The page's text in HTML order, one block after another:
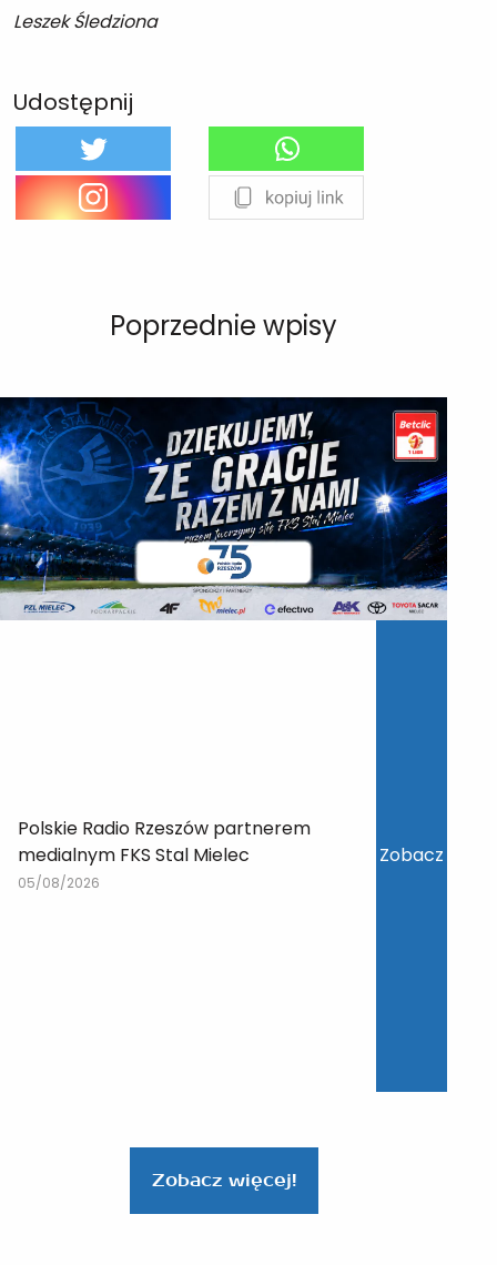
Leszek Śledziona
Udostępnij
Poprzednie wpisy
Polskie Radio Rzeszów partnerem
medialnym FKS Stal Mielec
05/08/2026
Zobacz
Zobacz więcej!